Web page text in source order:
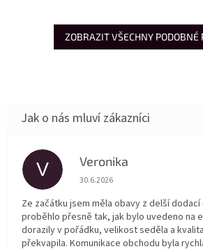
ZOBRAZIT VŠECHNY PODOBNÉ
V Veronika
Hodnocení obchodu je 5 z 5
30.6.2026
Ze začátku jsem měla obavy z delší
proběhlo přesně tak, jak bylo uvedeno na
dorazily v pořádku, velikost seděla a
překvapila. Komunikace obchodu byla